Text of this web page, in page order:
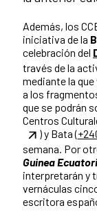
Además, los
iniciativa de la
celebración del
través de la
mediante la
a los
que se podrán
Centros
) y Bata (
semana. Por
Guinea
interpretarán y
vernáculas
escritora